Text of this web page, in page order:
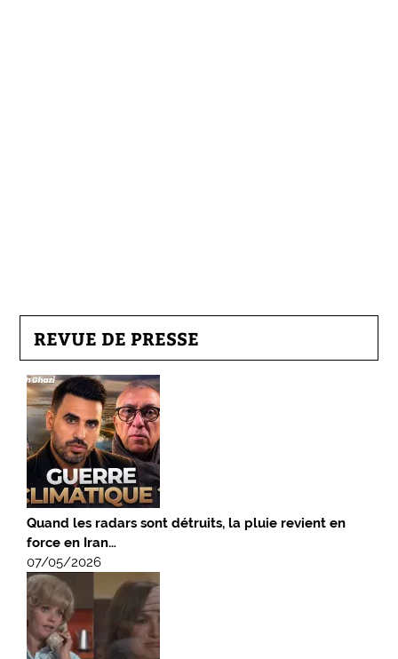
REVUE DE PRESSE
Quand les radars sont détruits, la pluie revient en
force en Iran…
07/05/2026